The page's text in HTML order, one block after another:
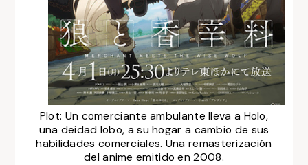
Plot: Un comerciante ambulante lleva a Holo,
una deidad lobo, a su hogar a cambio de sus
habilidades comerciales. Una remasterización
del anime emitido en 2008.